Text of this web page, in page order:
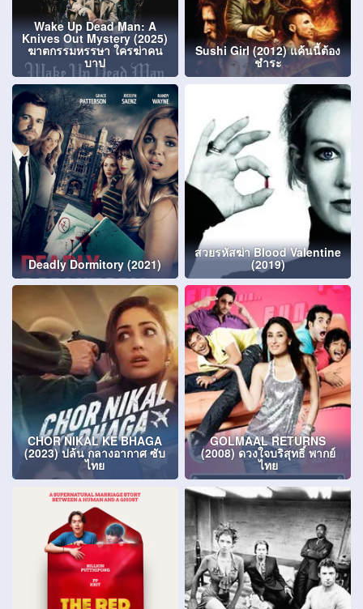
Wake Up Dead Man: A
Knives Out Mystery (2025)
ฆาตกรรมหรรษา ใครฆ่าคน
บาป
Sushi Girl (2012) แค้นนี้ต้อง
ชำระ
Deadly Dormitory (2021)
สวยรหัสฆ่า Blood Valentine
(2019)
CHOR NIKAL KE BHAGA
(2023) ปล้น กลางอากาศ ซับ
ไทย
GOLMAAL RETURNS
(2008) ดวงใจบริสุทธิ์ พากย์
ไทย